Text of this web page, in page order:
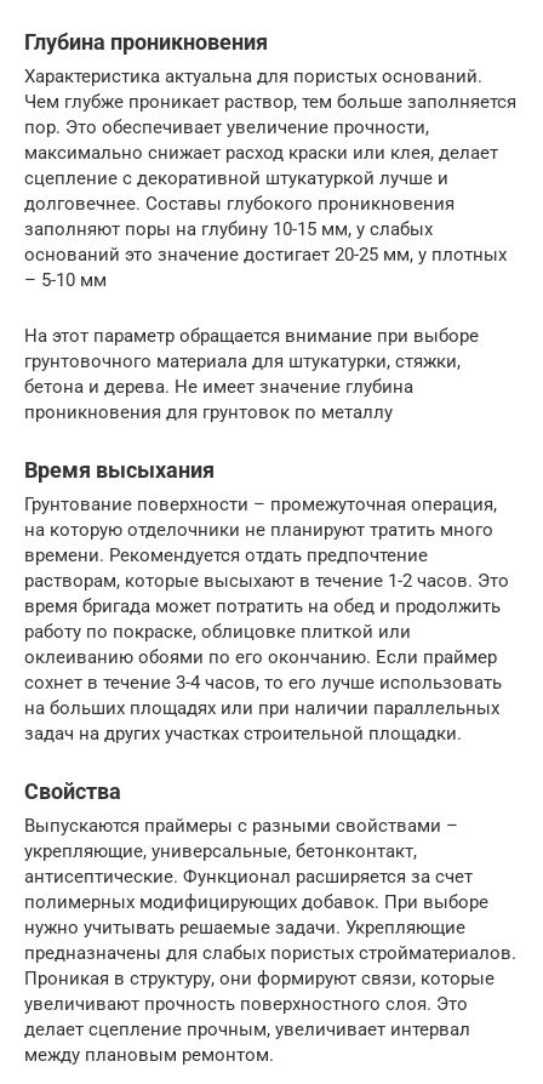
Глубина проникновения
Характеристика актуальна для пористых оснований.
Чем глубже проникает раствор, тем больше заполняется
пор. Это обеспечивает увеличение прочности,
максимально снижает расход краски или клея, делает
сцепление с декоративной штукатуркой лучше и
долговечнее. Составы глубокого проникновения
заполняют поры на глубину 10-15 мм, у слабых
оснований это значение достигает 20-25 мм, у плотных
– 5-10 мм
На этот параметр обращается внимание при выборе
грунтовочного материала для штукатурки, стяжки,
бетона и дерева. Не имеет значение глубина
проникновения для грунтовок по металлу
Время высыхания
Грунтование поверхности – промежуточная операция,
на которую отделочники не планируют тратить много
времени. Рекомендуется отдать предпочтение
растворам, которые высыхают в течение 1-2 часов. Это
время бригада может потратить на обед и продолжить
работу по покраске, облицовке плиткой или
оклеиванию обоями по его окончанию. Если праймер
сохнет в течение 3-4 часов, то его лучше использовать
на больших площадях или при наличии параллельных
задач на других участках строительной площадки.
Свойства
Выпускаются праймеры с разными свойствами –
укрепляющие, универсальные, бетонконтакт,
антисептические. Функционал расширяется за счет
полимерных модифицирующих добавок. При выборе
нужно учитывать решаемые задачи. Укрепляющие
предназначены для слабых пористых стройматериалов.
Проникая в структуру, они формируют связи, которые
увеличивают прочность поверхностного слоя. Это
делает сцепление прочным, увеличивает интервал
между плановым ремонтом.